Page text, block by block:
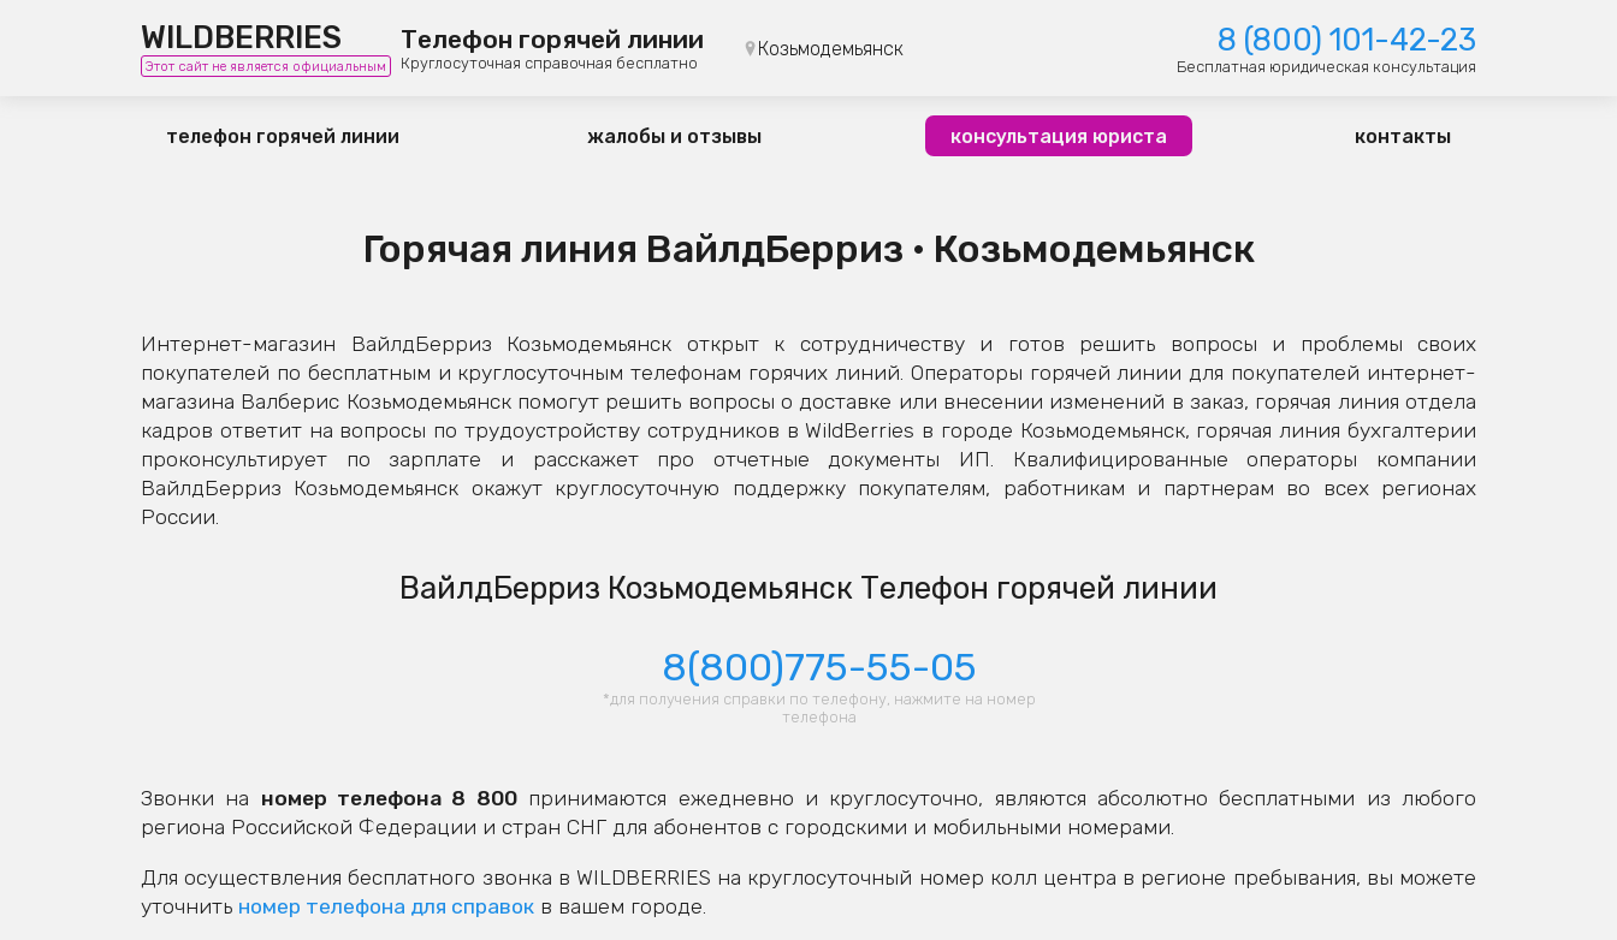
WILDBERRIES
Этот сайт не является официальным
Телефон горячей линии
Круглосуточная справочная бесплатно
Козьмодемьянск 8 (800) 101-42-23
Бесплатная юридическая консультация
телефон горячей линии жалобы и отзывы консультация юриста контакты
Горячая линия ВайлдБерриз • Козьмодемьянск
Интернет-магазин ВайлдБерриз Козьмодемьянск открыт к сотрудничеству и готов решить вопросы и проблемы своих
покупателей по бесплатным и круглосуточным телефонам горячих линий. Операторы горячей линии для покупателей интернет-
магазина Валберис Козьмодемьянск помогут решить вопросы о доставке или внесении изменений в заказ, горячая линия отдела
кадров ответит на вопросы по трудоустройству сотрудников в WildBerries в городе Козьмодемьянск, горячая линия бухгалтерии
проконсультирует по зарплате и расскажет про отчетные документы ИП. Квалифицированные операторы компании
ВайлдБерриз Козьмодемьянск окажут круглосуточную поддержку покупателям, работникам и партнерам во всех регионах
России.
ВайлдБерриз Козьмодемьянск Телефон горячей линии
8(800)775-55-05
*для получения справки по телефону, нажмите на номер
телефона
Звонки на номер телефона 8 800принимаются ежедневно и круглосуточно, являются абсолютно бесплатными из любого
региона Российской Федерации и стран СНГ для абонентов с городскими и мобильными номерами.
Для осуществления бесплатного звонка в WILDBERRIES на круглосуточный номер колл центра в регионе пребывания, вы можете
уточнить номер телефона для справок в вашем городе.